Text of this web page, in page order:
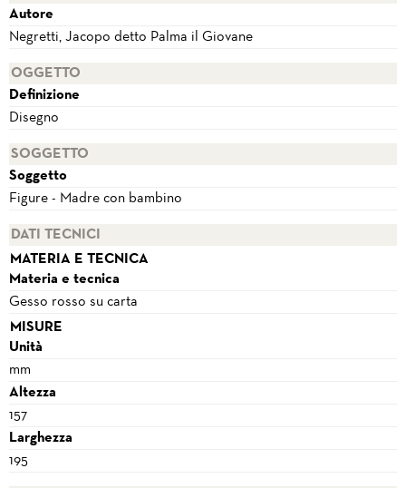
Autore
Negretti, Jacopo detto Palma il Giovane
OGGETTO
Definizione
Disegno
SOGGETTO
Soggetto
Figure - Madre con bambino
DATI TECNICI
MATERIA E TECNICA
Materia e tecnica
Gesso rosso su carta
MISURE
Unità
mm
Altezza
157
Larghezza
195